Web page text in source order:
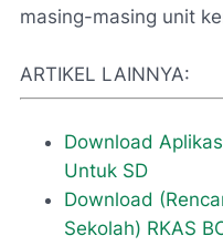
masing-masing unit
ARTIKEL LAINNYA:
Download
Untuk SD
Download
Sekolah) RKAS